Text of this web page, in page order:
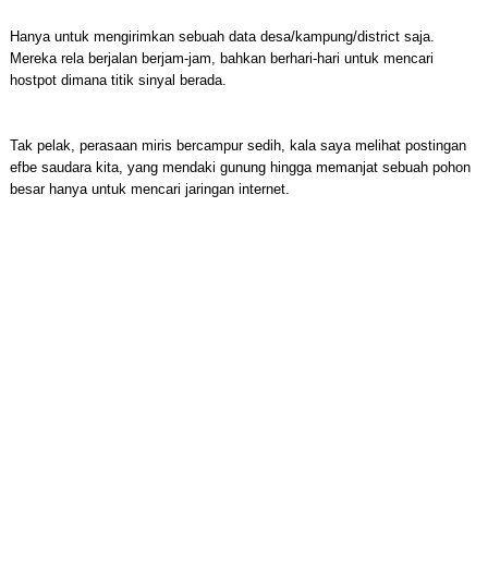
Hanya untuk mengirimkan sebuah data desa/kampung/district saja.
Mereka rela berjalan berjam-jam, bahkan berhari-hari untuk mencari
hostpot dimana titik sinyal berada.
Tak pelak, perasaan miris bercampur sedih, kala saya melihat postingan
efbe saudara kita, yang mendaki gunung hingga memanjat sebuah pohon
besar hanya untuk mencari jaringan internet.